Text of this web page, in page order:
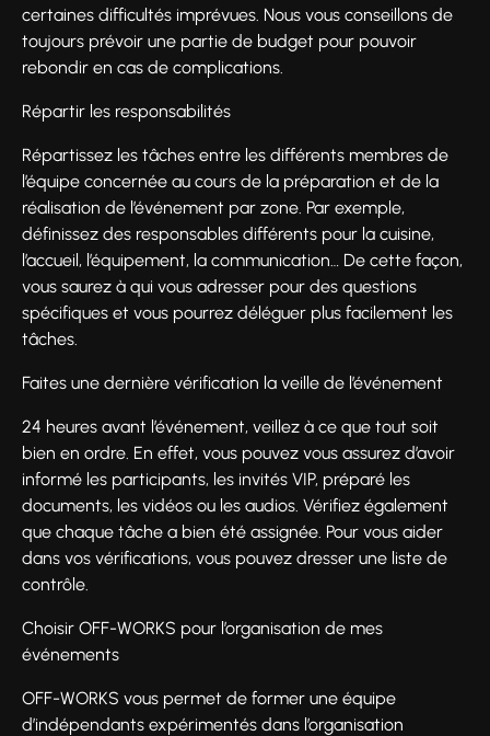
certaines difficultés imprévues. Nous vous conseillons de
toujours prévoir une partie de budget pour pouvoir
rebondir en cas de complications.
Répartir les responsabilités
Répartissez les tâches entre les différents membres de
l’équipe concernée au cours de la préparation et de la
réalisation de l’événement par zone. Par exemple,
définissez des responsables différents pour la cuisine,
l’accueil, l’équipement, la communication… De cette façon,
vous saurez à qui vous adresser pour des questions
spécifiques et vous pourrez déléguer plus facilement les
tâches.
Faites une dernière vérification la veille de l’événement
24 heures avant l’événement, veillez à ce que tout soit
bien en ordre. En effet, vous pouvez vous assurez d’avoir
informé les participants, les invités VIP, préparé les
documents, les vidéos ou les audios. Vérifiez également
que chaque tâche a bien été assignée. Pour vous aider
dans vos vérifications, vous pouvez dresser une liste de
contrôle.
Choisir OFF-WORKS pour l’organisation de mes
événements
OFF-WORKS vous permet de former une équipe
d’indépendants expérimentés dans l’organisation